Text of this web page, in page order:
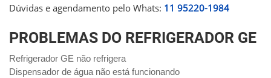
Dúvidas e agendamento pelo Whats: 11 95220-1984
PROBLEMAS DO REFRIGERADOR GE
Refrigerador GE não refrigera
Dispensador de água não está funcionando